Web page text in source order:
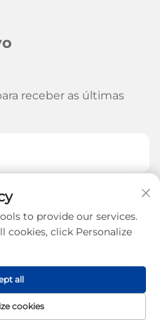
receber as últimas
Jinan Arrow Machinery
to provide our services.
cookies, click Personalize
cookies
all